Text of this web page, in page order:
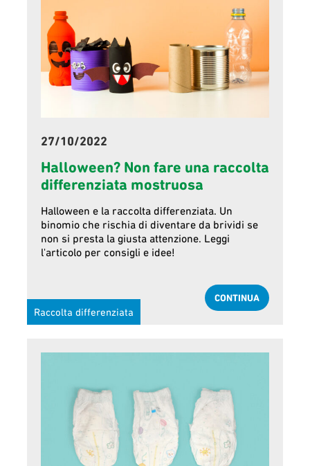
27/10/2022
Halloween? Non fare una raccolta
differenziata mostruosa
Halloween e la raccolta differenziata. Un
binomio che rischia di diventare da brividi se
non si presta la giusta attenzione. Leggi
l'articolo per consigli e idee!
Raccolta differenziata
CONTINUA